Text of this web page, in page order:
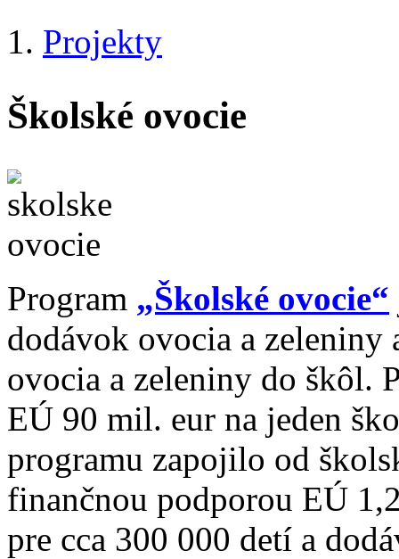
Cirkevná
škola
Berettovej
Mollovej
Nachádzate sa tu
Projekty
Školské ovocie
Program „Školské ovocie“
dodávok ovocia a
ovocia a zeleniny do škôl.
EÚ 90 mil. eur na jeden
programu zapojilo od
finančnou podporou EÚ
pre cca 300 000 detí a